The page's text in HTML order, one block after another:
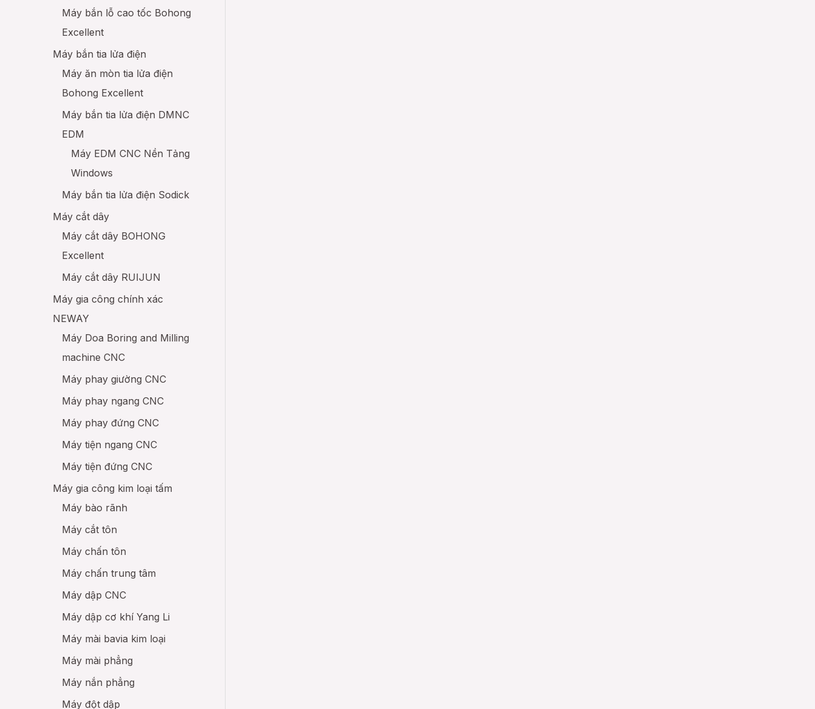
Máy bắn lỗ cao tốc Bohong
Excellent
Máy bắn tia lửa điện
Máy ăn mòn tia lửa điện
Bohong Excellent
Máy bắn tia lửa điện DMNC
EDM
Máy EDM CNC Nền Tảng
Windows
Máy bắn tia lửa điện Sodick
Máy cắt dây
Máy cắt dây BOHONG
Excellent
Máy cắt dây RUIJUN
Máy gia công chính xác
NEWAY
Máy Doa Boring and Milling
machine CNC
Máy phay giường CNC
Máy phay ngang CNC
Máy phay đứng CNC
Máy tiện ngang CNC
Máy tiện đứng CNC
Máy gia công kim loại tấm
Máy bào rãnh
Máy cắt tôn
Máy chấn tôn
Máy chấn trung tâm
Máy dập CNC
Máy dập cơ khí Yang Li
Máy mài bavia kim loại
Máy mài phẳng
Máy nắn phẳng
Máy đột dập